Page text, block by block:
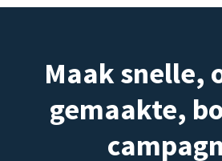
Maak snelle,
gemaakte,